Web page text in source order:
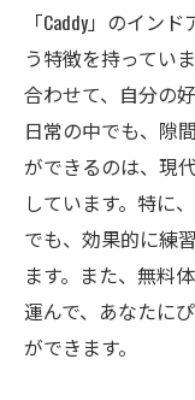
リアルな
スイング
トレー
技術革新
施設内で
24時間営業
由なゴルフ
夜間や早
フレキシ
「Caddy」のイン
う特徴を持ってい
合わせて、自分の
日常の中でも、隙
ができるのは、現
しています。特に
でも、効果的に練
ます。また、無料
運んで、あなたに
ができます。